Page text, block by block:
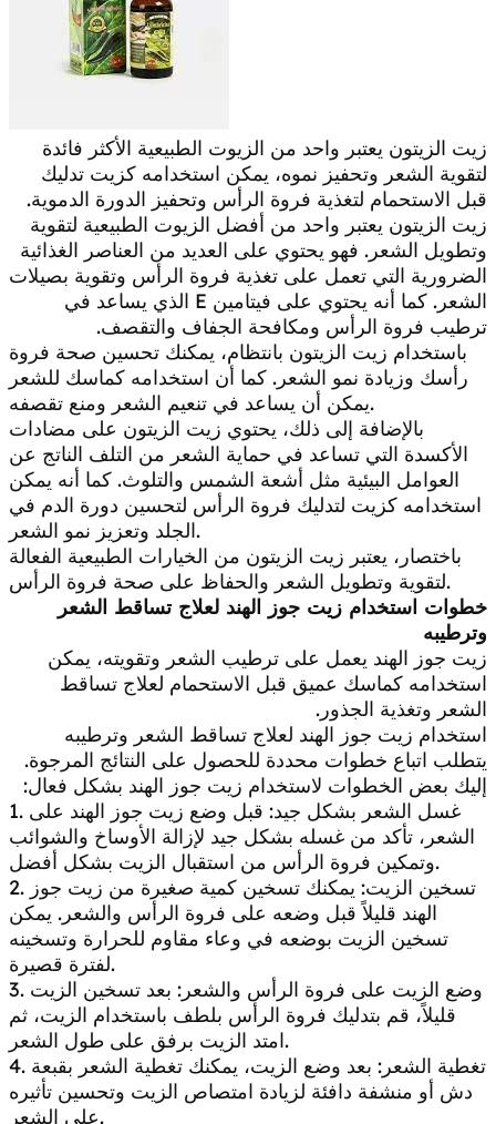
زيت الزيتون يعتبر واحد من الزيوت الطبيعية الأكثر فائدة
لتقوية الشعر وتحفيز نموه، يمكن استخدامه كزيت تدليك
قبل الاستحمام لتغذية فروة الرأس وتحفيز الدورة الدموية.
زيت الزيتون يعتبر واحد من أفضل الزيوت الطبيعية لتقوية
وتطويل الشعر. فهو يحتوي على العديد من العناصر الغذائية
الضرورية التي تعمل على تغذية فروة الرأس وتقوية بصيلات
الشعر. كما أنه يحتوي على فيتامين E الذي يساعد في
ترطيب فروة الرأس ومكافحة الجفاف والتقصف.
باستخدام زيت الزيتون بانتظام، يمكنك تحسين صحة فروة
رأسك وزيادة نمو الشعر. كما أن استخدامه كماسك للشعر
يمكن أن يساعد في تنعيم الشعر ومنع تقصفه.
بالإضافة إلى ذلك، يحتوي زيت الزيتون على مضادات
الأكسدة التي تساعد في حماية الشعر من التلف الناتج عن
العوامل البيئية مثل أشعة الشمس والتلوث. كما أنه يمكن
استخدامه كزيت لتدليك فروة الرأس لتحسين دورة الدم في
الجلد وتعزيز نمو الشعر.
باختصار، يعتبر زيت الزيتون من الخيارات الطبيعية الفعالة
لتقوية وتطويل الشعر والحفاظ على صحة فروة الرأس.
خطوات استخدام زيت جوز الهند لعلاج تساقط الشعر
وترطيبه
زيت جوز الهند يعمل على ترطيب الشعر وتقويته، يمكن
استخدامه كماسك عميق قبل الاستحمام لعلاج تساقط
الشعر وتغذية الجذور.
استخدام زيت جوز الهند لعلاج تساقط الشعر وترطيبه
يتطلب اتباع خطوات محددة للحصول على النتائج المرجوة.
إليك بعض الخطوات لاستخدام زيت جوز الهند بشكل فعال:
1. غسل الشعر بشكل جيد: قبل وضع زيت جوز الهند على
الشعر، تأكد من غسله بشكل جيد لإزالة الأوساخ والشوائب
وتمكين فروة الرأس من استقبال الزيت بشكل أفضل.
2. تسخين الزيت: يمكنك تسخين كمية صغيرة من زيت جوز
الهند قليلاً قبل وضعه على فروة الرأس والشعر. يمكن
تسخين الزيت بوضعه في وعاء مقاوم للحرارة وتسخينه
لفترة قصيرة.
3. وضع الزيت على فروة الرأس والشعر: بعد تسخين الزيت
قليلاً، قم بتدليك فروة الرأس بلطف باستخدام الزيت، ثم
امتد الزيت برفق على طول الشعر.
4. تغطية الشعر: بعد وضع الزيت، يمكنك تغطية الشعر بقبعة
دش أو منشفة دافئة لزيادة امتصاص الزيت وتحسين تأثيره
على الشعر.